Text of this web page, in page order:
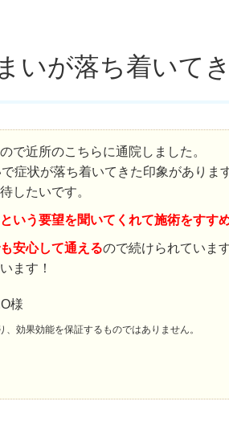
いが落ち着いて
で近所のこちらに通院しました。
症状が落ち着いてきた印象がありま
したいです。
いう要望を聞いてくれて施術をすす
安心して通えるので続けられています
ます！
様
効果効能を保証するものではありません。